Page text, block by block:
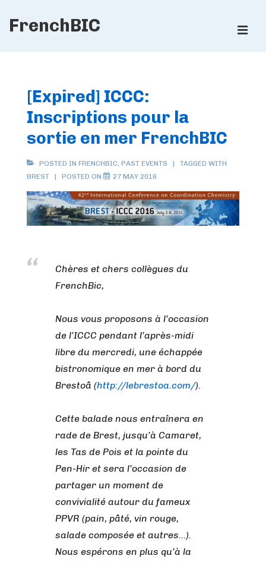
SkipFrenchBIC
[Expired] ICCC:
Inscriptions pour la
sortie en mer FrenchBIC
POSTED IN FRENCHBIC, PAST EVENTS
TAGGED WITH
BREST
POSTED ON 27 MAY 2016
Chères et chers collègues du
FrenchBic,
Nous vous proposons à l’occasion
de l’ICCC pendant l’après-midi
libre du mercredi, une échappée
bistronomique en mer à bord du
Brestoâ (http://lebrestoa.com/).
Cette balade nous entraînera en
rade de Brest, jusqu’à Camaret,
les Tas de Pois et la pointe du
Pen-Hir et sera l’occasion de
partager un moment de
convivialité autour du fameux
PPVR (pain, pâté, vin rouge,
salade composée et autres…).
Nous espérons en plus qu’à la